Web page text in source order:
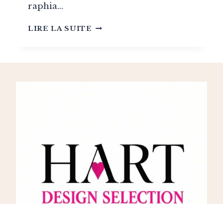
raphia…
LIRE LA SUITE GUIDE